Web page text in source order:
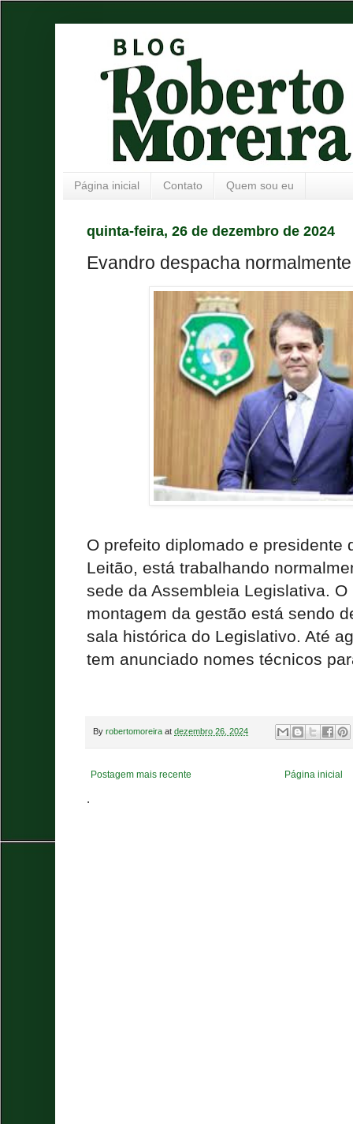
Página inicial Contato Quem sou eu
quinta-feira, 26 de dezembro de 2024
Evandro despacha
O prefeito diplomado e presidente
Leitão, está trabalhando
sede da Assembleia Legislativa.
montagem da gestão está sendo
sala histórica do Legislativo. Até
tem anunciado nomes técnicos
By robertomoreira at dezembro 26, 2024
Postagem mais recente Página inicial
.